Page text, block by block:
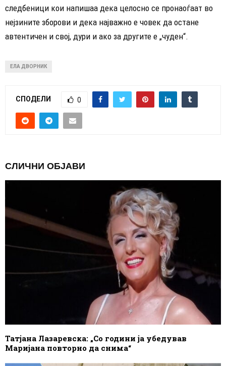
следбеници кои напишаа дека целосно се пронаоѓаат во
нејзините зборови и дека најважно е човек да остане
автентичен и свој, дури и ако за другите е „чуден“.
ЕЛА ДВОРНИК
СПОДЕЛИ 0
СЛИЧНИ ОБЈАВИ
Татјана Лазаревска: „Со години ја убедував
Маријана повторно да снима“